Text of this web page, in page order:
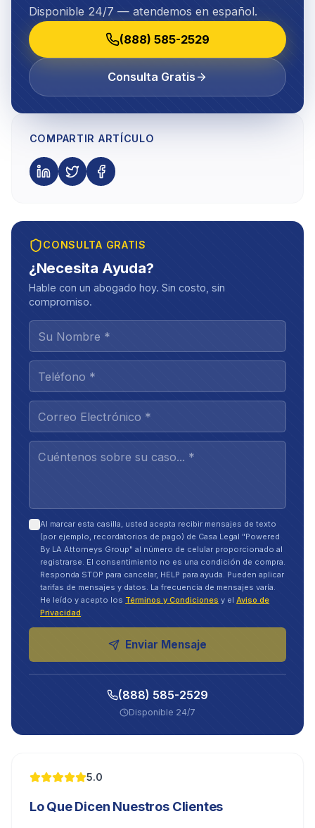
Disponible 24/7 — atendemos en español.
(888) 585-2529
Consulta Gratis
COMPARTIR ARTÍCULO
CONSULTA GRATIS
¿Necesita Ayuda?
Hable con un abogado hoy. Sin costo, sin
compromiso.
Al marcar esta casilla, usted acepta recibir mensajes de texto
(por ejemplo, recordatorios de pago) de Casa Legal "Powered
By LA Attorneys Group" al número de celular proporcionado al
registrarse. El consentimiento no es una condición de compra.
Responda STOP para cancelar, HELP para ayuda. Pueden aplicar
tarifas de mensajes y datos. La frecuencia de mensajes varía.
He leído y acepto los Términos y Condiciones y el Aviso de
Privacidad.
Enviar Mensaje
(888) 585-2529
Disponible 24/7
5.0
Lo Que Dicen Nuestros Clientes